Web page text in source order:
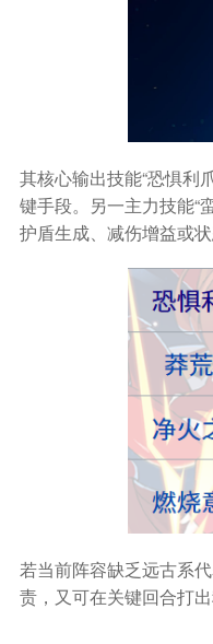
其核心输出技能“恐惧利
键手段。另一主力技能“
护盾生成、减伤增益或
若当前阵容缺乏远古系
责，又可在关键回合打